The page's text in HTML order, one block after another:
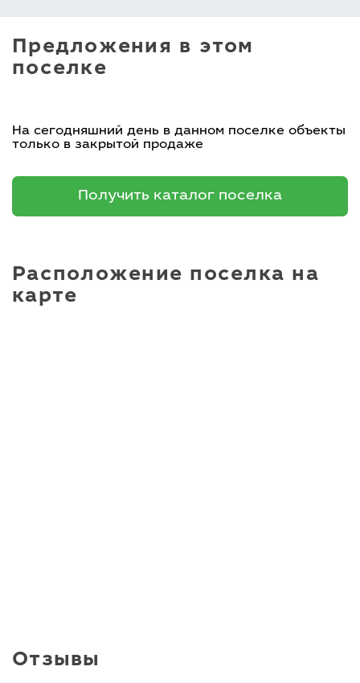
Предложения в этом
поселке
На сегодняшний день в данном поселке объекты
только в закрытой продаже
Получить каталог поселка
Расположение поселка на
карте
Отзывы